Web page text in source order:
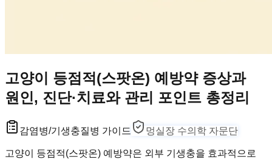
고양이 등점적(스팟온) 예방약 증상과
원인, 진단·치료와 관리 포인트 총정리
감염병/기생충질병 가이드 멍실장 수의학 자문단
고양이 등점적(스팟온) 예방약은 외부 기생충을 효과적으로